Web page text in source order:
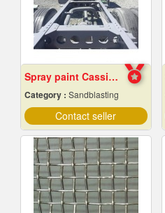
Spray paint Cassie cars, Chonburi
Category : Sandblasting
Contact seller